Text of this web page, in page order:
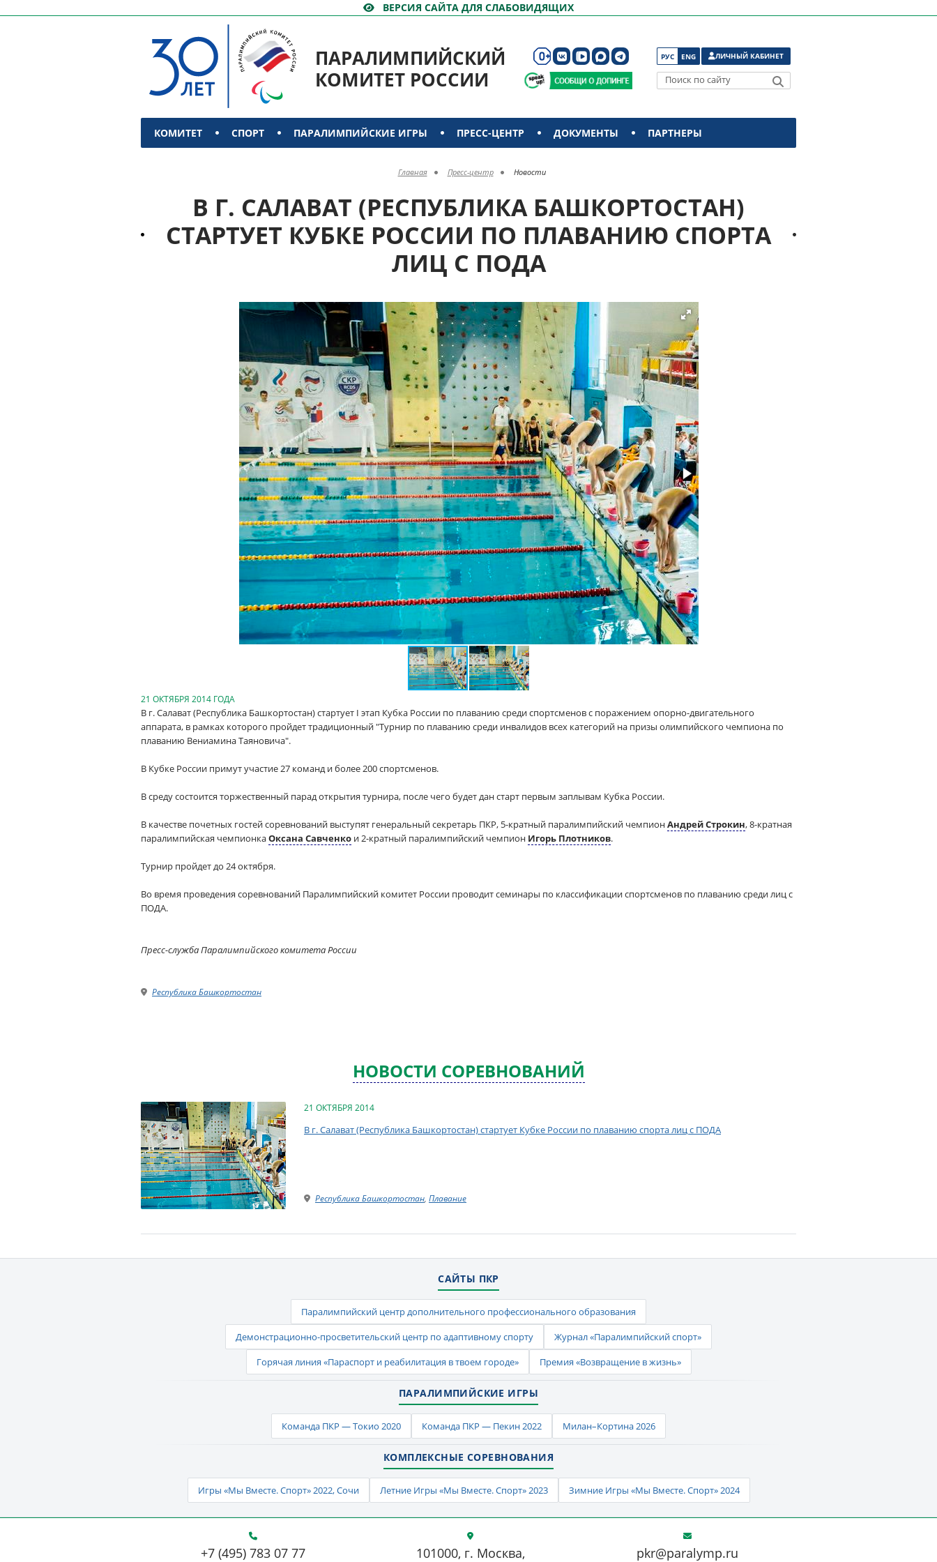
ВЕРСИЯ САЙТА ДЛЯ СЛАБОВИДЯЩИХ
ПАРАЛИМПИЙСКИЙ
КОМИТЕТ РОССИИ
РУС ENG ЛИЧНЫЙ КАБИНЕТ
Поиск по сайту
КОМИТЕТ СПОРТ ПАРАЛИМПИЙСКИЕ ИГРЫ ПРЕСС-ЦЕНТР ДОКУМЕНТЫ ПАРТНЕРЫ
Главная Пресс-центр Новости
В Г. САЛАВАТ (РЕСПУБЛИКА БАШКОРТОСТАН)
СТАРТУЕТ КУБКЕ РОССИИ ПО ПЛАВАНИЮ СПОРТА
ЛИЦ С ПОДА
21 ОКТЯБРЯ 2014 ГОДА
В г. Салават (Республика Башкортостан) стартует I этап Кубка России по плаванию среди спортсменов с поражением опорно-двигательного
аппарата, в рамках которого пройдет традиционный "Турнир по плаванию среди инвалидов всех категорий на призы олимпийского чемпиона по
плаванию Вениамина Таяновича".
В Кубке России примут участие 27 команд и более 200 спортсменов.
В среду состоится торжественный парад открытия турнира, после чего будет дан старт первым заплывам Кубка России.
В качестве почетных гостей соревнований выступят генеральный секретарь ПКР, 5-кратный паралимпийский чемпионАндрей Строкин, 8-кратная
паралимпийская чемпионкаОксана Савченко и 2-кратный паралимпийский чемпион Игорь Плотников.
Турнир пройдет до 24 октября.
Во время проведения соревнований Паралимпийский комитет России проводит семинары по классификации спортсменов по плаванию среди лиц с
ПОДА.
Пресс-служба Паралимпийского комитета России
Республика Башкортостан
НОВОСТИ СОРЕВНОВАНИЙ
21 ОКТЯБРЯ 2014
В г. Салават (Республика Башкортостан) стартует Кубке России по плаванию спорта лиц с ПОДА
Республика Башкортостан, Плавание
САЙТЫ ПКР
Паралимпийский центр дополнительного профессионального образования
Демонстрационно-просветительский центр по адаптивному спорту
Журнал «Паралимпийский спорт»
Горячая линия «Параспорт и реабилитация в твоем городе»
Премия «Возвращение в жизнь»
ПАРАЛИМПИЙСКИЕ ИГРЫ
Команда ПКР — Токио 2020 Команда ПКР — Пекин 2022 Милан–Кортина 2026
КОМПЛЕКСНЫЕ СОРЕВНОВАНИЯ
Игры «Мы Вместе. Спорт» 2022, Сочи Летние Игры «Мы Вместе. Спорт» 2023 Зимние Игры «Мы Вместе. Спорт» 2024
+7 (495) 783 07 77 pkr@paralymp.ru
101000, г. Москва,